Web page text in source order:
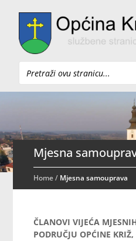
Pretraži
Mjesna
Home/ Mjesna samouprava
ČLANOVI VIJEĆA
PODRUČJU OPĆINE